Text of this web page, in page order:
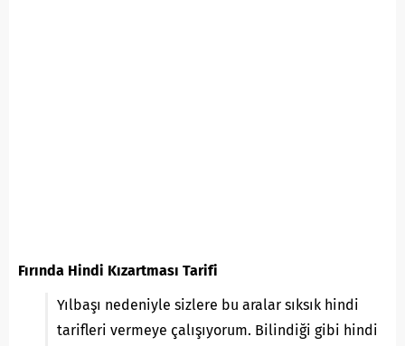
Fırında Hindi Kızartması Tarifi
Yılbaşı nedeniyle sizlere bu aralar sıksık hindi
tarifleri vermeye çalışıyorum. Bilindiği gibi hindi